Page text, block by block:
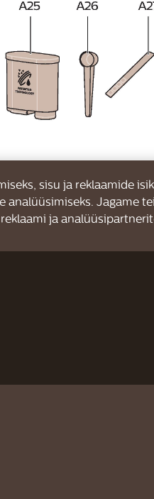
sisu ja reklaamide
analüüsimiseks. Jagame
ja